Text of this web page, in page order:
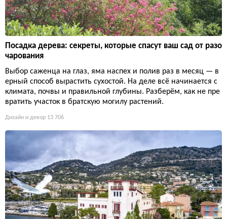
Посадка дерева: секреты, которые спасут ваш сад от разо
чарования
Выбор саженца на глаз, яма наспех и полив раз в месяц — в
ерный способ вырастить сухостой. На деле всё начинается с
климата, почвы и правильной глубины. Разберём, как не пре
вратить участок в братскую могилу растений.
Дизайн и декор 13 706